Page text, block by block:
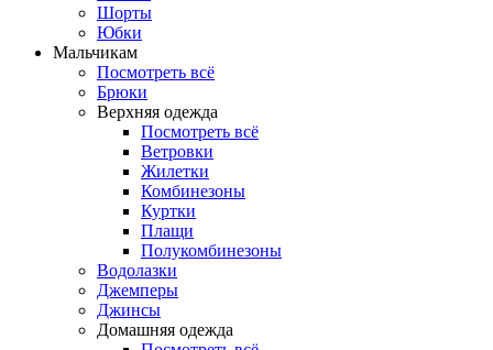
Шорты
Юбки
Мальчикам
Посмотреть всё
Брюки
Верхняя одежда
Посмотреть всё
Ветровки
Жилетки
Комбинезоны
Куртки
Плащи
Полукомбинезоны
Водолазки
Джемперы
Джинсы
Домашняя одежда